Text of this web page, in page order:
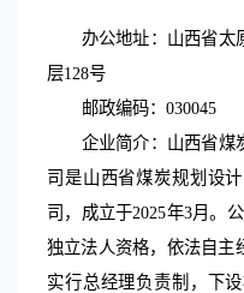
办公地址：山西省太
层128号
邮政编码： 030045
企业简介：山西省煤
司是山西省煤炭规划设
司，成立于2025年3月。
独立法人资格，依法自主
实行总经理负责制，下